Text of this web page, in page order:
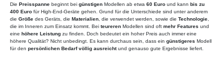
Die Preisspanne beginnt bei günstigen Modellen ab etwa 60 Euro und kann bis zu
400 Euro für High-End-Geräte gehen. Grund für die Unterschiede sind unter anderem
die Größe des Geräts, die Materialien, die verwendet werden, sowie die Technologie,
die im Inneren zum Einsatz kommt. Bei teureren Modellen sind oft mehr Features und
eine höhere Leistung zu finden. Doch bedeutet ein hoher Preis auch immer eine
höhere Qualität? Nicht unbedingt. Es kann durchaus sein, dass ein günstigeres Modell
für den persönlichen Bedarf völlig ausreichtund genauso gute Ergebnisse liefert.